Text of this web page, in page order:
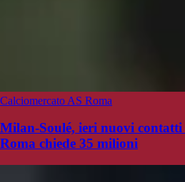
Calciomercato AS Roma
Milan-Soulé, ieri nuovi
Roma chiede 35 milioni